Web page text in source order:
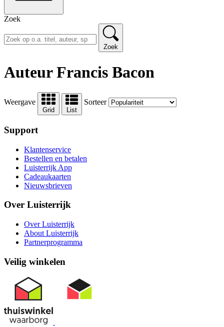
Zoek
Zoek
Auteur Francis Bacon
Weergave
Grid List
Sorteer
Support
Klantenservice
Bestellen en betalen
Luisterrijk App
Cadeaukaarten
Nieuwsbrieven
Over Luisterrijk
Over Luisterrijk
About Luisterrijk
Partnerprogramma
Veilig winkelen